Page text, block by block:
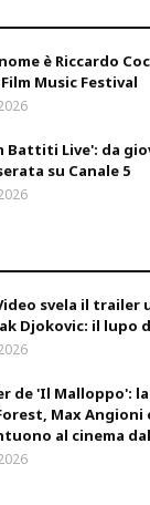
è Riccardo
Music Festival
Battiti Live': da
su Canale 5
svela il trailer
Djokovic: il lupo
de 'Il Malloppo': la
Max Angioni
al cinema